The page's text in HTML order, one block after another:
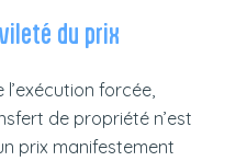
du prix
forcée,
de propriété n’est
prix manifestement